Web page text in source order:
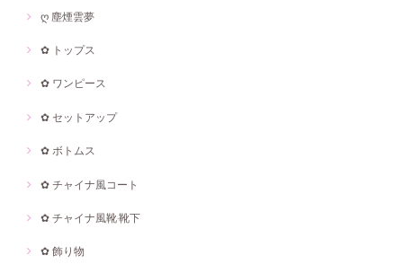
ღ 塵煙雲夢
✿ トップス
✿ ワンピース
✿ セットアップ
✿ ボトムス
✿ チャイナ風コート
✿ チャイナ風靴·靴下
✿ 飾り物